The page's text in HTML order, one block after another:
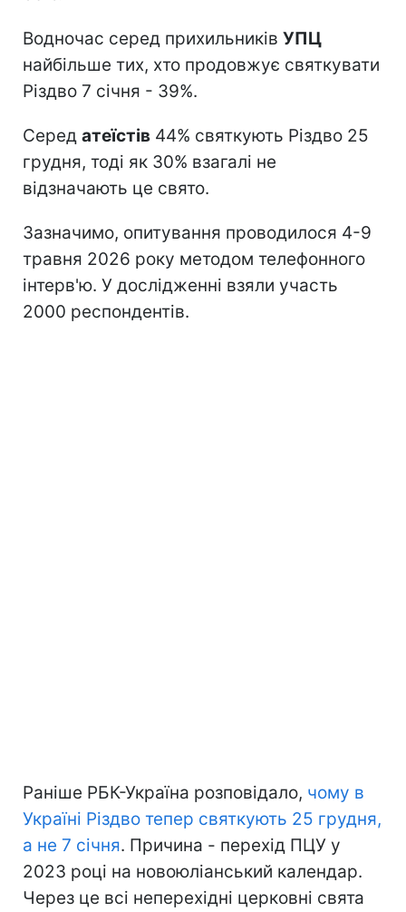
Водночас серед прихильників УПЦ
найбільше тих, хто продовжує святкувати
Різдво 7 січня - 39%.
Серед атеїстів 44% святкують Різдво 25
грудня, тоді як 30% взагалі не
відзначають це свято.
Зазначимо, опитування проводилося 4-9
травня 2026 року методом телефонного
інтерв'ю. У дослідженні взяли участь
2000 респондентів.
Раніше РБК-Україна розповідало, чому в
Україні Різдво тепер святкують 25 грудня,
а не 7 січня. Причина - перехід ПЦУ у
2023 році на новоюліанський календар.
Через це всі неперехідні церковні свята